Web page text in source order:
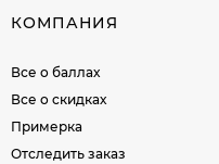
КОМПАНИЯ
Все о баллах
Все о скидках
Примерка
Отследить заказ